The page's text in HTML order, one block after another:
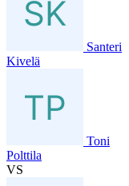
Santeri
Kivelä
Toni
Polttila
VS